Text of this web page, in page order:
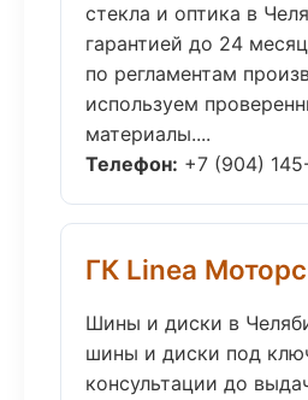
стекла и оптика в
гарантией до 24
по регламентам
используем
материалы....
Телефон: +7 (904)
ГК Linea Моторс
Шины и диски в
шины и диски под
консультации до